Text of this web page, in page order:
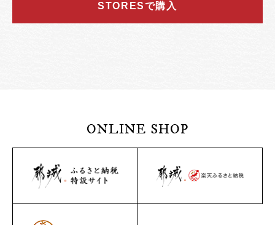
STORESで購入
ONLINE SHOP